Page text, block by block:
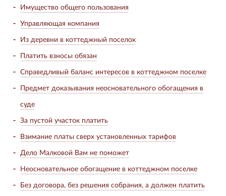
Имущество общего пользования
Управляющая компания
Из деревни в коттеджный поселок
Платить взносы обязан
Справедливый баланс интересов в коттеджном поселке
Предмет доказывания неосновательного обогащения в
суде
За пустой участок платить
Взимание платы сверх установленных тарифов
Дело Малковой Вам не поможет
Неосновательное обогащение в коттеджном поселке
Без договора, без решения собрания, а должен платить